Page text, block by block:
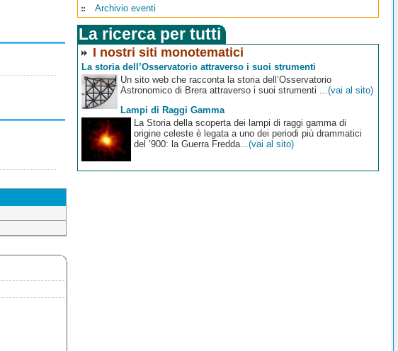
Archivio eventi
La ricerca per tutti
I nostri siti monotematici
La storia dell’Osservatorio attraverso i suoi strumenti
Un sito web che racconta la storia dell’Osservatorio
Astronomico di Brera attraverso i suoi strumenti ...(vai al sito)
Lampi di Raggi Gamma
La Storia della scoperta dei lampi di raggi gamma di
origine celeste è legata a uno dei periodi più drammatici
del ’900: la Guerra Fredda... (vai al sito)